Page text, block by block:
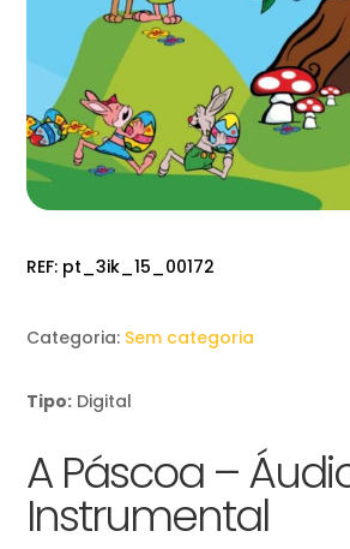
REF: pt_3ik_15_00172
Categoria: Sem categoria
Tipo: Digital
A Páscoa –
Instrumental